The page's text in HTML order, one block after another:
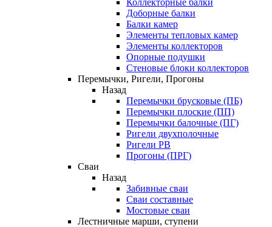
Коллекторные балки
Доборные балки
Балки камер
Элементы тепловых камер
Элементы коллекторов
Опорные подушки
Стеновые блоки коллекторов
Перемычки, Ригели, Прогоны
Назад
Перемычки брусковые (ПБ)
Перемычки плоские (ПП)
Перемычки балочные (ПГ)
Ригели двухполочные
Ригели РВ
Прогоны (ПРГ)
Сваи
Назад
Забивные сваи
Сваи составные
Мостовые сваи
Лестничные марши, ступени